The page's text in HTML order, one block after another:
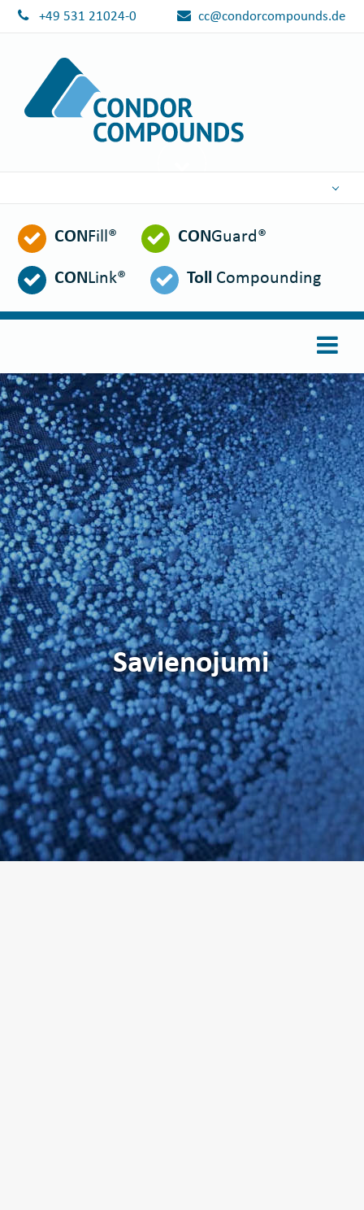
+49 531 21024-0 cc@condorcompounds.de
ENGLISH
POLSKI
FRANÇAIS
한국어
日本語
中文
ČEŠTINA
PORTUGUÊS
РУССКИЙ
TÜRKÇE
MAGYAR
فارسی
NEDERLANDS
ROMÂNESC
SUOMALAINEN
SLOVENSKÁ
DANSK
ΕΛΛΗΝΙΚΉ
БЪЛГАРСКИ
SVENSKA
SLOVENSKI
EESTI
LIETUVIŲ
CONFill® CONGuard®
CONLink® Toll Compounding
Savienojumi